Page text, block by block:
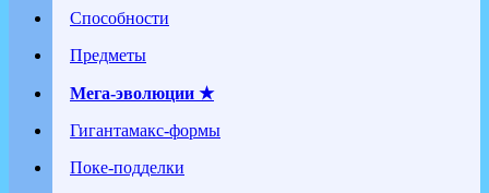
Способности
Предметы
Мега-эволюции ★
Гигантамакс-формы
Поке-подделки